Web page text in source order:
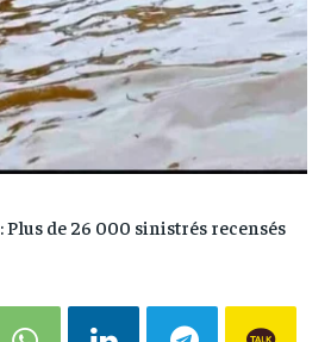
de 26 000 sinistrés recensés